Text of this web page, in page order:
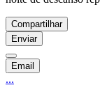
Compartilhar
Enviar
Email
...